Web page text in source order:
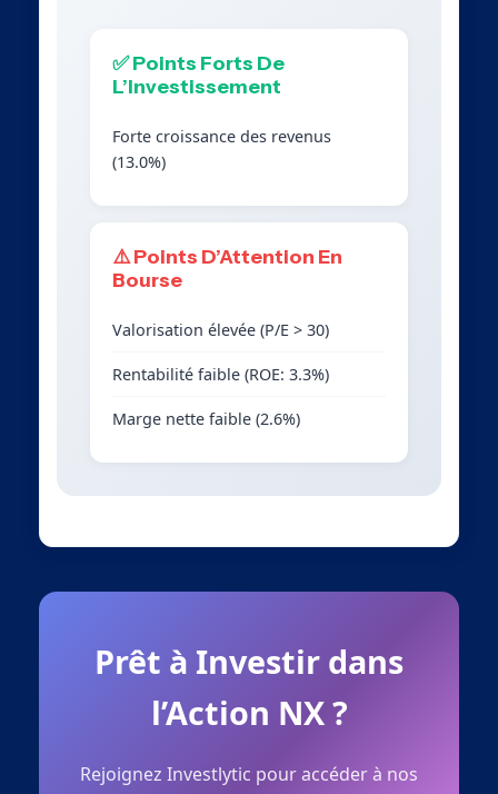
✅ Points Forts De
L’Investissement
Forte croissance des revenus
(13.0%)
⚠️ Points D’Attention En
Bourse
Valorisation élevée (P/E > 30)
Rentabilité faible (ROE: 3.3%)
Marge nette faible (2.6%)
Prêt à Investir dans
l’Action NX ?
Rejoignez Investlytic pour accéder à nos